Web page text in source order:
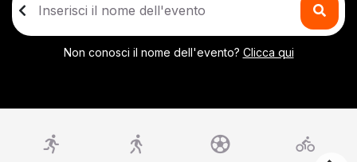
Non conosci il nome dell'evento? Clicca qui